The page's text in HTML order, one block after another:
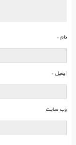
نام *
ایمیل *
وب‌ سایت